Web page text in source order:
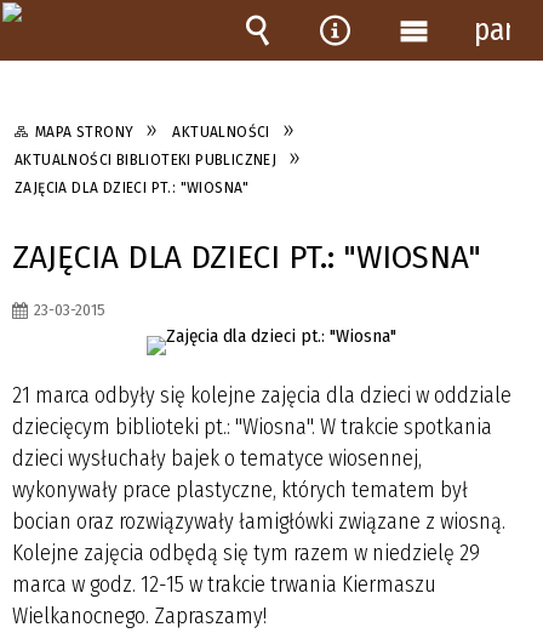
MAPA STRONY
AKTUALNOŚCI
AKTUALNOŚCI BIBLIOTEKI PUBLICZNEJ
ZAJĘCIA DLA DZIECI PT.: "WIOSNA"
ZAJĘCIA DLA DZIECI PT.: "WIOSNA"
23-03-2015
21 marca odbyły się kolejne zajęcia dla dzieci w oddziale
dziecięcym biblioteki pt.: "Wiosna". W trakcie spotkania
dzieci wysłuchały bajek o tematyce wiosennej,
wykonywały prace plastyczne, których tematem był
bocian oraz rozwiązywały łamigłówki związane z wiosną.
Kolejne zajęcia odbędą się tym razem w niedzielę 29
marca w godz. 12-15 w trakcie trwania Kiermaszu
Wielkanocnego. Zapraszamy!
Wyszukiwarka
Narzędzia
Menu
panel